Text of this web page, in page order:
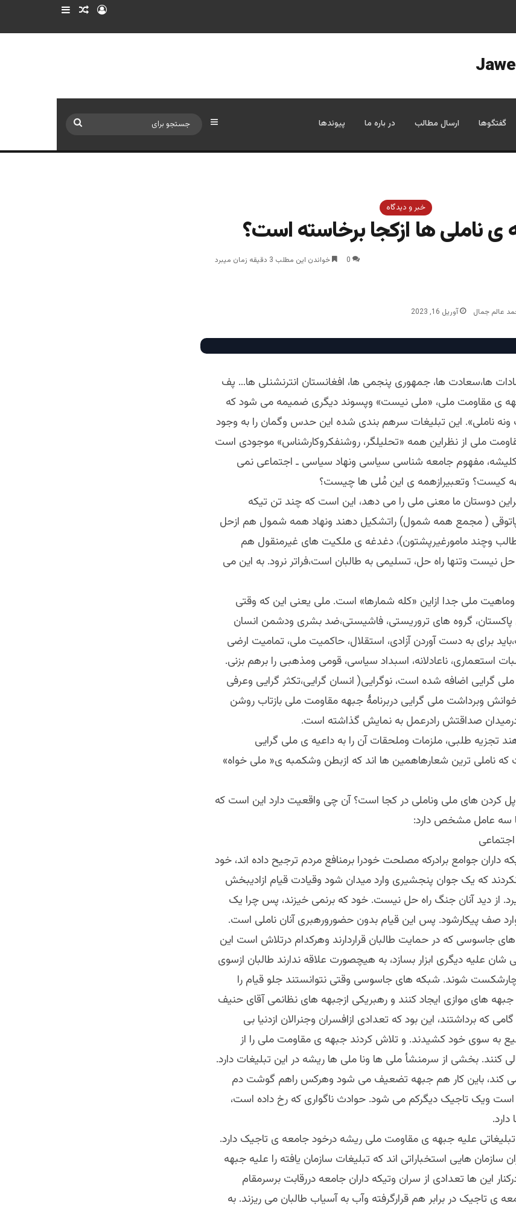
ورود نوشته تصادفی
گفتگوها ارسال مطالب در باره ما پیوندها سایدبار
خبر و دیدگاه
ی ناملی ها ازکجا برخاسته است؟
عالم جمال آوریل 16, 2023
0 خواندن این مطلب 3 دقیقه زمان میبرد
ها،سعادت ها، جمهوری پنجمی ها، افغانستان انترنشنلی ها… پف
ی مقاومت ملی، «ملی نیست» وپسوند دیگری ضمیمه می شود که
ناملی». این تبلیغات سرهم بندی شده این حدس وگمان را به وجود
ملی از نظراین همه «تحلیلگر، روشنفکروکارشناس» موجودی است
مفهوم جامعه شناسی سیاسی ونهاد سیاسی ـ اجتماعی نمی
کیست؟ وتعبیرازهمه ی این مُلی ها چیست؟
دوستان ما معنی ملی را می دهد، این است که چند تن تیکه
پاتوقی ( مجمع همه شمول) راتشکیل دهند ونهاد همه شمول هم ازحل
وچند مامورغیرپشتون)، دغدغه ی ملکیت های غیرمنقول هم
نیست وتنها راه حل، تسلیمی به طالبان است،فراتر نرود. به این می
ملی جدا ازاین «کله شمارها» است. ملی یعنی این که وقتی
گروه های تروریستی، فاشیستی،ضد بشری ودشمن انسان
برای به دست آوردن آزادی، استقلال، حاکمیت ملی، تمامیت ارضی
استعماری، ناعادلانه، اسبداد سیاسی، قومی ومذهبی را برهم بزنی.
گرایی اضافه شده است، نوگرایی( انسان گرایی،تکثر گرایی وعرفی
وبرداشت ملی گرایی دربرنامۀ جبهه مقاومت ملی بازتاب روشن
صداقتش رادرعمل به نمایش گذاشته است.
تجزیه طلبی، ملزمات وملحقات آن را به داعیه ی ملی گرایی
که ناملی ترین شعارهاهمین ها اند که ازبطن وشکمبه ی« ملی خواه»
کردن های ملی وناملی در کجا است؟ آن چی واقعیت دارد این است که
سه عامل مشخص دارد:
داران جوامع برادرکه مصلحت خودرا برمنافع مردم ترجیح داده اند، خود
که یک جوان پنجشیری وارد میدان شود وقیادت قیام ازادیبخش
از دید آنان جنگ راه حل نیست. خود که برنمی خیزند، پس چرا یک
صف پیکارشود. پس این قیام بدون حضورورهبری آنان ناملی است.
های جاسوسی که در حمایت طالبان قراردارند وهرکدام درتلاش است این
شان علیه دیگری ابزار بسازد، به هیچصورت علاقه ندارند طالبان ازسوی
شوند. شبکه های جاسوسی وقتی نتوانستند جلو قیام را
جبهه های موازی ایجاد کنند و رهبریکی ازجبهه های نظانمی آقای حنیف
که برداشتند، این بود که تعدادی ازافسران وجنرالان ازدنیا بی
به سوی خود کشیدند. و تلاش کردند جبهه ی مقاومت ملی را از
کنند. بخشی از سرمنشأ ملی ها ونا ملی ها ریشه در این تبلیغات دارد.
کند، باین کار هم جبهه تضعیف می شود وهرکس راهم گوشت دم
ویک تاجیک دیگرکم می شود. حوادث ناگواری که رخ داده است،
علیه جبهه ی مقاومت ملی ریشه درخود جامعه ی تاجیک دارد.
سازمان هایی استخباراتی اند که تبلیغات سازمان یافته را علیه جبهه
این ها تعدادی از سران وتیکه داران جامعه دررقابت برسرمقام
ی تاجیک در برابر هم قرارگرفته وآب به آسیاب طالبان می ریزند. به